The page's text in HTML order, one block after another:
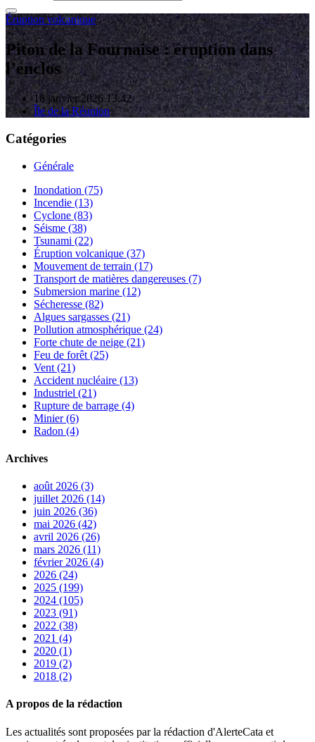
Éruption volcanique
Piton de la Fournaise : éruption dans
l’enclos
18 janvier 2026 13:42
Île de la Réunion
Catégories
Générale
Inondation (75)
Incendie (13)
Cyclone (83)
Séisme (38)
Tsunami (22)
Éruption volcanique (37)
Mouvement de terrain (17)
Transport de matières dangereuses (7)
Submersion marine (12)
Sécheresse (82)
Algues sargasses (21)
Pollution atmosphérique (24)
Forte chute de neige (21)
Feu de forêt (25)
Vent (21)
Accident nucléaire (13)
Industriel (21)
Rupture de barrage (4)
Minier (6)
Radon (4)
Archives
août 2026 (3)
juillet 2026 (14)
juin 2026 (36)
mai 2026 (42)
avril 2026 (26)
mars 2026 (11)
février 2026 (4)
2026 (24)
2025 (199)
2024 (105)
2023 (91)
2022 (38)
2021 (4)
2020 (1)
2019 (2)
2018 (2)
A propos de la rédaction
Les actualités sont proposées par la rédaction d'AlerteCata et